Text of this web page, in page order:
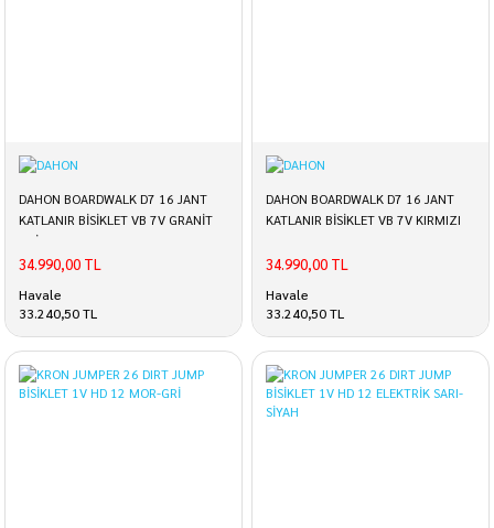
DAHON BOARDWALK D7 16 JANT
KATLANIR BİSİKLET VB 7V GRANİT
GRİ
34.990,00 TL
Havale
33.240,50 TL
DAHON BOARDWALK D7 16 JANT
KATLANIR BİSİKLET VB 7V KIRMIZI
34.990,00 TL
Havale
33.240,50 TL